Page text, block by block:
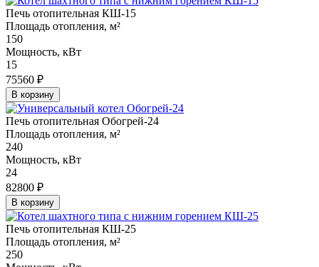
Печь отопительная КШ-15
Площадь отопления, м²
150
Мощность, кВт
15
75560 ₽
В корзину
Печь отопительная Обогрей-24
Площадь отопления, м²
240
Мощность, кВт
24
82800 ₽
В корзину
Печь отопительная КШ-25
Площадь отопления, м²
250